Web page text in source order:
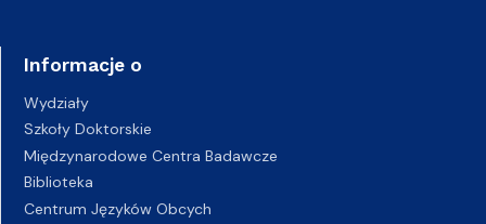
Informacje o
Wydziały
Szkoły Doktorskie
Międzynarodowe Centra Badawcze
Biblioteka
Centrum Języków Obcych